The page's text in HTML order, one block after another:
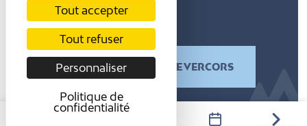
Bûcheron«
PLUS D’ACTIVITÉS DANS LE VERCORS
Tout accepter
Tout refuser
Personnaliser
Politique de
confidentialité